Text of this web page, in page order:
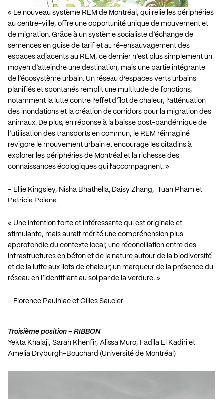
« Le nouveau système REM de Montréal, qui relie les périphéries
au centre-ville, offre une opportunité unique de mouvement et
de migration. Grâce à un système socialiste d’échange de
semences en guise de tarif et au ré-ensauvagement des
espaces adjacents au REM, ce dernier n’est plus simplement un
moyen d’atteindre une destination, mais une partie intégrante
de l’écosystème urbain. Un réseau d’espaces verts urbains
planifiés et spontanés remplit une multitude de fonctions,
notamment la lutte contre l’effet d’îlot de chaleur, l’atténuation
des inondations et la création de corridors pour la migration des
animaux. De plus, en réponse à la baisse post-pandémique de
l’utilisation des transports en commun, le REM réimaginé
revigore le mouvement urbain et encourage les citadins à
explorer les périphéries de Montréal et la richesse des
connaissances écologiques qui l’accompagnent. »
– Ellie Kingsley, Nisha Bhathella, Daisy Zhang, Tuan Pham et
Patricia Poiana
« Une intention forte et intéressante qui est originale et
stimulante, mais aurait mérité une compréhension plus
approfondie du contexte local; une réconciliation entre des
infrastructures en béton et de la nature autour de la biodiversité
et de la lutte aux ilots de chaleur; un marqueur de la présence du
réseau en l’identifiant au sol par de la verdure. »
– Florence Paulhiac et Gilles Saucier
Troisième position – RIBBON
Yekta Khalaji, Sarah Khenfir, Alissa Muro, Fadila El Kadiri et
Amelia Dryburgh-Bouchard (Université de Montréal)